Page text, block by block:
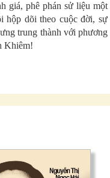
giá, phê phán sử liệu một
hộp dõi theo cuộc đời, sự
trung thành với phương
Khiêm!